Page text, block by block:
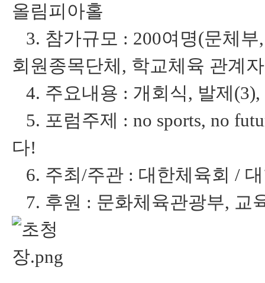
올림피아홀
3. 참가규모 : 200여명(문체
회원종목단체, 학교체육 관계
4. 주요내용 : 개회식, 발제
5. 포럼주제 : no sports, no
다!
6. 주최/주관 : 대한체육회 /
7. 후원 : 문화체육관광부, 교